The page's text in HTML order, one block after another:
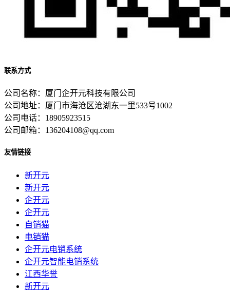
联系方式
公司名称：厦门企开元科技有限公司
公司地址：厦门市海沧区沧湖东一里533号1002
公司电话：18905923515
公司邮箱：136204108@qq.com
友情链接
新开元
新开元
企开元
企开元
自销猫
电销猫
企开元电销系统
企开元智能电销系统
江西华誉
新开元